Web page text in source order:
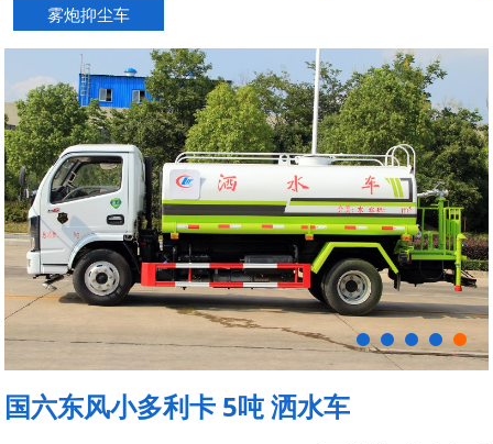
吨）
雾炮抑尘车
国六东风小多利卡 5吨 洒水车